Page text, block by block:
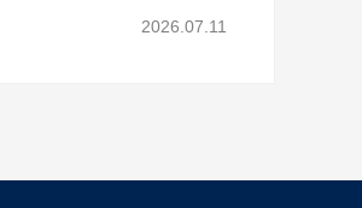
2026.07.11